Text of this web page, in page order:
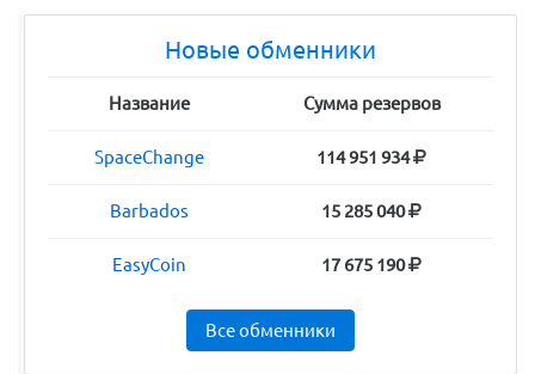
Новые обменники
Название Сумма резервов
SpaceChange 114 951 934
Barbados 15 285 040
EasyCoin 17 675 190
Все обменники